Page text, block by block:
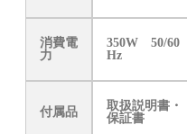
消費電
力
350W 50/60
Hz
付属品
取扱説明書・
保証書